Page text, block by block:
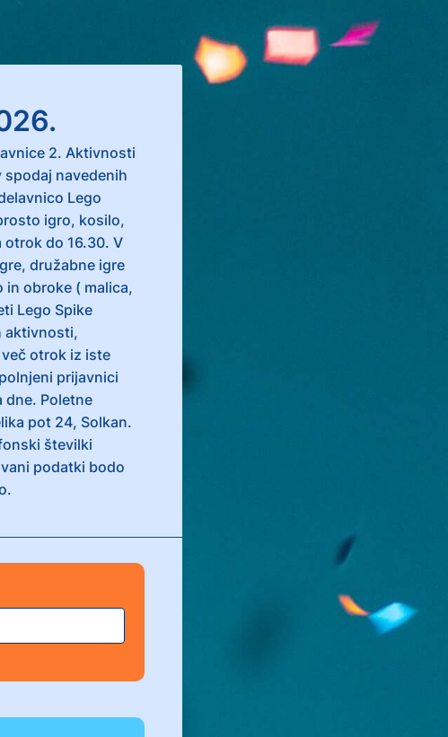
2. Aktivnosti
navedenih
Lego
igro, kosilo,
do 16.30. V
družabne igre
obroke ( malica,
Lego Spike
aktivnosti,
otrok iz iste
prijavnici
dne. Poletne
pot 24, Solkan.
številki
bodo